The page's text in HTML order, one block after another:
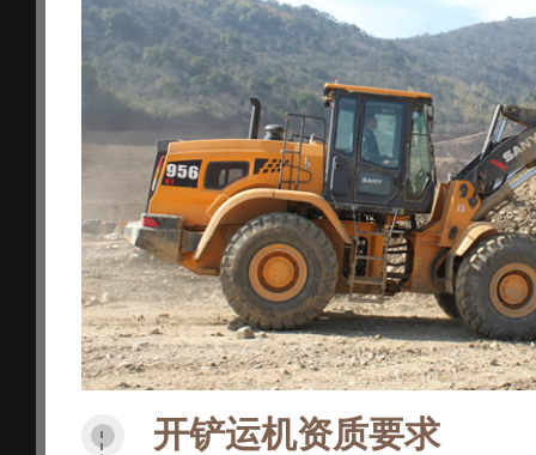
开铲运机资质要求